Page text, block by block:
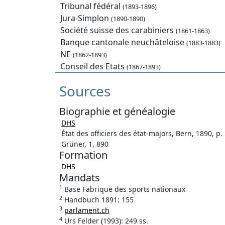
Tribunal fédéral (1893-1896)
Jura-Simplon (1890-1890)
Société suisse des carabiniers (1861-1863)
Banque cantonale neuchâteloise (1883-1883)
NE (1862-1893)
Conseil des Etats (1867-1893)
Sources
Biographie et généalogie
DHS
État des officiers des état-majors, Bern, 1890, p.
Grüner, 1, 890
Formation
DHS
Mandats
1 Base Fabrique des sports nationaux
2 Handbuch 1891: 155
3 parlament.ch
4 Urs Felder (1993): 249 ss.